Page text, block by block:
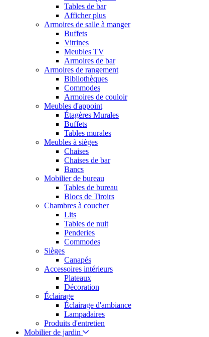
Tables de bar
Afficher plus
Armoires de salle à manger
Buffets
Vitrines
Meubles TV
Armoires de bar
Armoires de rangement
Bibliothèques
Commodes
Armoires de couloir
Meubles d'appoint
Étagères Murales
Buffets
Tables murales
Meubles à sièges
Chaises
Chaises de bar
Bancs
Mobilier de bureau
Tables de bureau
Blocs de Tiroirs
Chambres à coucher
Lits
Tables de nuit
Penderies
Commodes
Sièges
Canapés
Accessoires intérieurs
Plateaux
Décoration
Éclairage
Éclairage d'ambiance
Lampadaires
Produits d'entretien
Mobilier de jardin